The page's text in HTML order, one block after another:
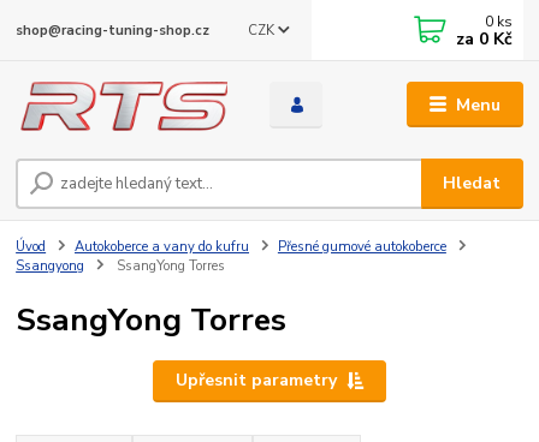
Menu
CZK
Hledat
shop@racing-tuning-shop.cz 0 ks
za 0 Kč
Úvod Autokoberce a vany do kufru
Přesné gumové autokoberce
Ssangyong
SsangYong Torres
SsangYong Torres
Upřesnit parametry